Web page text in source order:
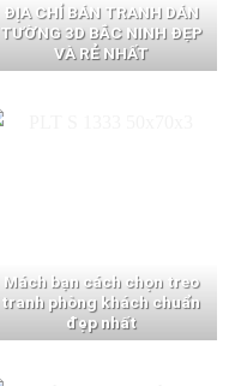
ĐỊA CHỈ BÁN TRANH DÁN
TƯỜNG 3D BẮC NINH ĐẸP
VÀ RẺ NHẤT
Mách bạn cách chọn treo
tranh phòng khách chuẩn
đẹp nhất